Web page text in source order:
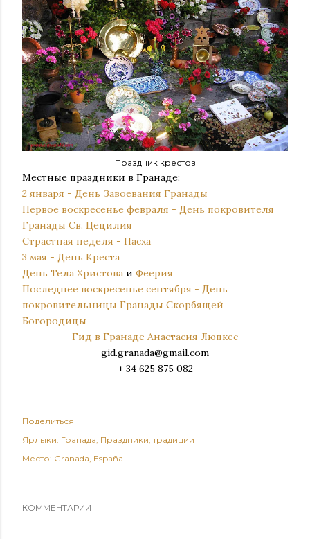
Праздник крестов
Местные праздники в Гранаде:
2 января - День Завоевания Гранады
Первое воскресенье февраля - День покровителя
Гранады Св. Цецилия
Страстная неделя - Пасха
3 мая - День Креста
День Тела Христова и Феерия
Последнее воскресенье сентября - День
покровительницы Гранады Скорбящей
Богородицы
Гид в Гранаде Анастасия Люпкеc
gid.granada@gmail.com
+ 34 625 875 082
Поделиться
Ярлыки: Гранада Праздники традиции
Место: Granada, España
КОММЕНТАРИИ